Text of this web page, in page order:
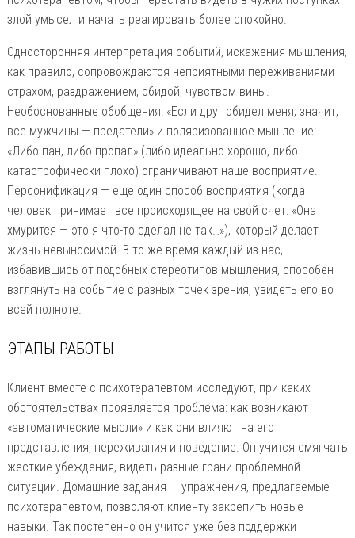
злой умысел и начать реагировать более спокойно.
Односторонняя интерпретация событий, искажения мышления,
как правило, сопровождаются неприятными переживаниями —
страхом, раздражением, обидой, чувством вины.
Необоснованные обобщения: «Если друг обидел меня, значит,
все мужчины — предатели» и поляризованное мышление:
«Либо пан, либо пропал» (либо идеально хорошо, либо
катастрофически плохо) ограничивают наше восприятие.
Персонификация — еще один способ восприятия (когда
человек принимает все происходящее на свой счет: «Она
хмурится — это я что-то сделал не так…»), который делает
жизнь невыносимой. В то же время каждый из нас,
избавившись от подобных стереотипов мышления, способен
взглянуть на событие с разных точек зрения, увидеть его во
всей полноте.
ЭТАПЫ РАБОТЫ
Клиент вместе с психотерапевтом исследуют, при каких
обстоятельствах проявляется проблема: как возникают
«автоматические мысли» и как они влияют на его
представления, переживания и поведение. Он учится смягчать
жесткие убеждения, видеть разные грани проблемной
ситуации. Домашние задания — упражнения, предлагаемые
психотерапевтом, позволяют клиенту закрепить новые
навыки. Так постепенно он учится уже без поддержки